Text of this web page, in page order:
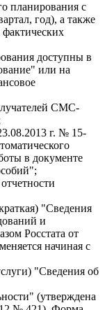
планирования с
год), а также
доступны в
или на
СМС-
г. № 15-
в документе
"Сведения
и
Росстата от
начиная с
"Сведения об
(утверждена